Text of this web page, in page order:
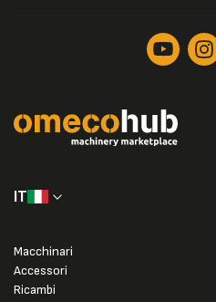
IT
Macchinari
Accessori
Ricambi